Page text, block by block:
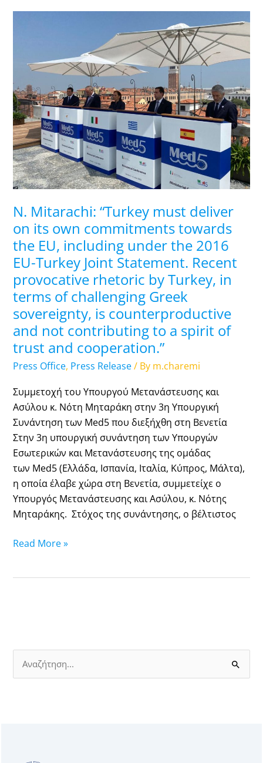
N. Mitarachi: “Turkey must deliver
on its own commitments towards
the EU, including under the 2016
EU-Turkey Joint Statement. Recent
provocative rhetoric by Turkey, in
terms of challenging Greek
sovereignty, is counterproductive
and not contributing to a spirit of
trust and cooperation.”
Press Office, Press Release/ By m.charemi
Συμμετοχή του Υπουργού Μετανάστευσης και
Ασύλου κ. Νότη Μηταράκη στην 3η Υπουργική
Συνάντηση των Med5 που διεξήχθη στη Βενετία
Στην 3η υπουργική συνάντηση των Υπουργών
Εσωτερικών και Μετανάστευσης της ομάδας
των Med5 (Ελλάδα, Ισπανία, Ιταλία, Κύπρος, Μάλτα),
η οποία έλαβε χώρα στη Βενετία, συμμετείχε ο
Υπουργός Μετανάστευσης και Ασύλου, κ. Νότης
Μηταράκης. Στόχος της συνάντησης, ο βέλτιστος
must
on
its
own
commitments
towards
the
EU,
under
the
2016
EU-
Turkey
Joint
Statement.
Recent
provocative
rhetoric
by
terms
challenging
sovereignty,
is
counterproductive
and
not
cooperation.”
Read More »